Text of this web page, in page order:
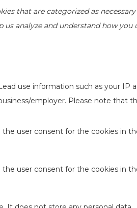
that are categorized as
analyze and understand how you
use information such as your IP
employer. Please note that
the user consent for the cookies in
the user consent for the cookies in